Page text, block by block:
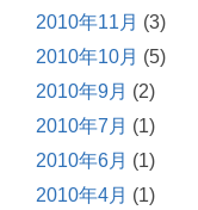
2010年11月 (3)
2010年10月 (5)
2010年9月 (2)
2010年7月 (1)
2010年6月 (1)
2010年4月 (1)